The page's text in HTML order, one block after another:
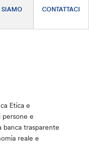
SIAMO CONTATTACI
Etica e
persone e
banca trasparente
reale e